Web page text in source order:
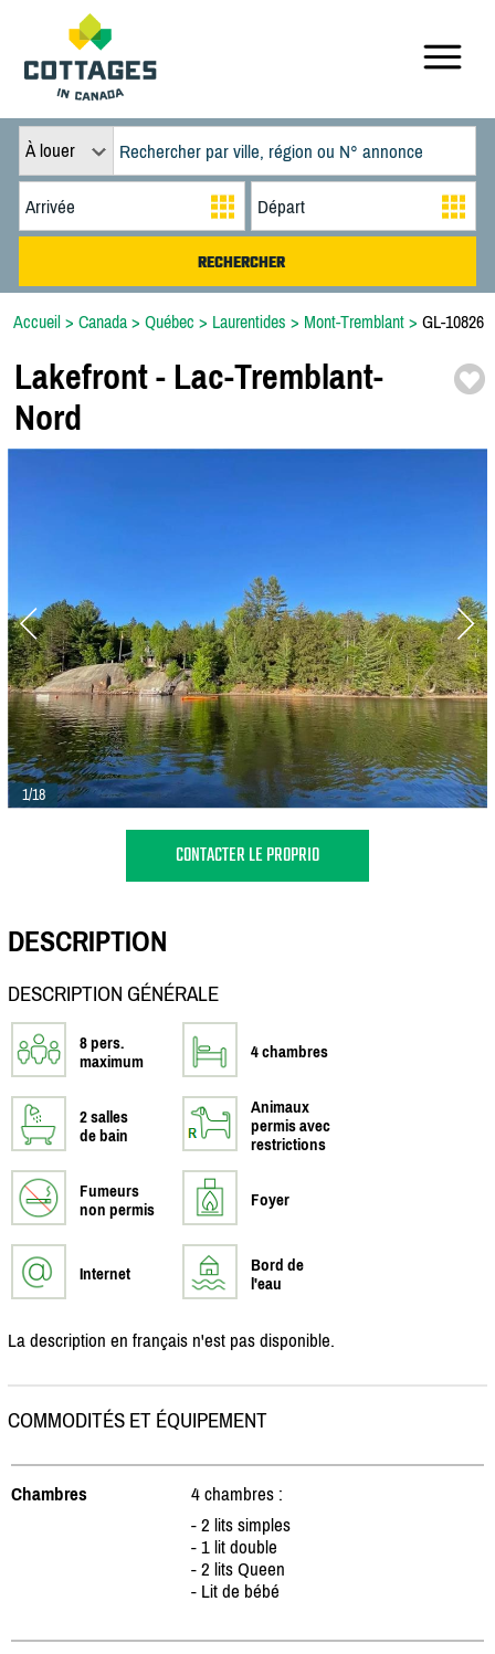
À louer
Accueil > Canada > Québec > Laurentides > Mont-Tremblant > GL-10826
Lakefront - Lac-Tremblant-
Nord
1/18
CONTACTER LE PROPRIO
DESCRIPTION
DESCRIPTION GÉNÉRALE
8 pers.
maximum
4 chambres
2 salles
de bain
Animaux
permis avec
restrictions
Fumeurs
non permis
Foyer
Internet
Bord de
l'eau
La description en français n'est pas disponible.
COMMODITÉS ET ÉQUIPEMENT
Chambres
4 chambres :
- 2 lits simples
- 1 lit double
- 2 lits Queen
- Lit de bébé